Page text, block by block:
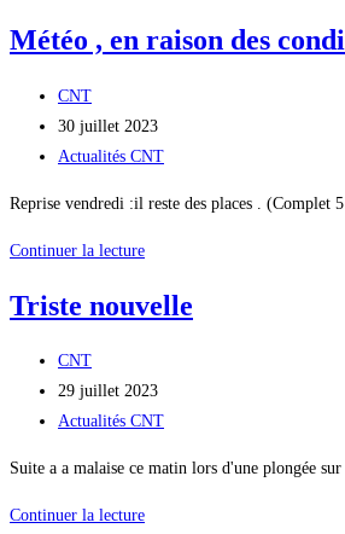
Météo , en raison des
Auteur/autrice
de
la
CNT
Publication
publiée :
30 juillet 2023
Post
Actualités CNT
Reprise vendredi :il reste des places . (Complet
Continuer la lectureMétéo
en
conditions,
annulation
des
jusqu’a
Triste nouvelle
Auteur/autrice
de
la
CNT
Publication
publiée :
29 juillet 2023
Post
Actualités CNT
Suite a a malaise ce matin lors d'une plongée
Continuer la lectureTriste